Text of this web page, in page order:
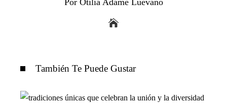
Por Otilia Adame Luevano
También Te Puede Gustar